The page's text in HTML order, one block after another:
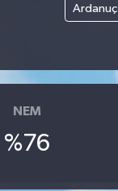
Ardanuç
NEM
%76